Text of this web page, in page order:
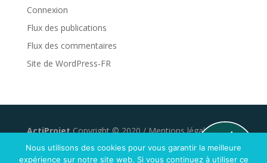
Connexion
Flux des publications
Flux des commentaires
Site de WordPress-FR
ActiProjetCopyright © 2020 /Mentions légales/
Développé pargeniusandco
Nous utilisons des cookies pour vous garantir la meilleure
expérience sur notre site web. Si vous continuez à utiliser ce